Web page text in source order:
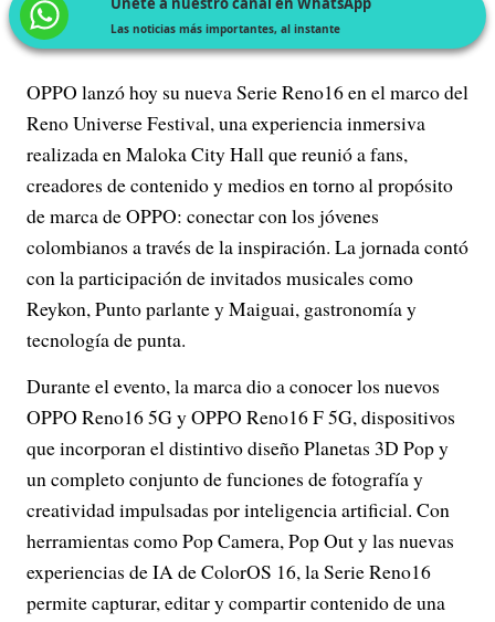
Las noticias más importantes, al instante
OPPO lanzó hoy su nueva Serie Reno16 en el marco del
Reno Universe Festival, una experiencia inmersiva
realizada en Maloka City Hall que reunió a fans,
creadores de contenido y medios en torno al propósito
de marca de OPPO: conectar con los jóvenes
colombianos a través de la inspiración. La jornada contó
con la participación de invitados musicales como
Reykon, Punto parlante y Maiguai, gastronomía y
tecnología de punta.
Durante el evento, la marca dio a conocer los nuevos
OPPO Reno16 5G y OPPO Reno16 F 5G, dispositivos
que incorporan el distintivo diseño Planetas 3D Pop y
un completo conjunto de funciones de fotografía y
creatividad impulsadas por inteligencia artificial. Con
herramientas como Pop Camera, Pop Out y las nuevas
experiencias de IA de ColorOS 16, la Serie Reno16
permite capturar, editar y compartir contenido de una